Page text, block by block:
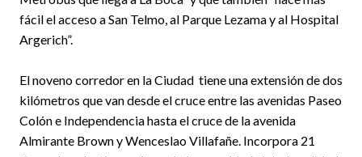
fácil el acceso a San Telmo, al Parque Lezama y al Hospital
Argerich”.
El noveno corredor en la Ciudad tiene una extensión de dos
kilómetros que van desde el cruce entre las avenidas Paseo
Colón e Independencia hasta el cruce de la avenida
Almirante Brown y Wenceslao Villafañe. Incorpora 21